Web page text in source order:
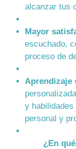
alcanzar tus
Mayor
escuchado,
proceso de
Aprendizaje
y
personal y
¿En